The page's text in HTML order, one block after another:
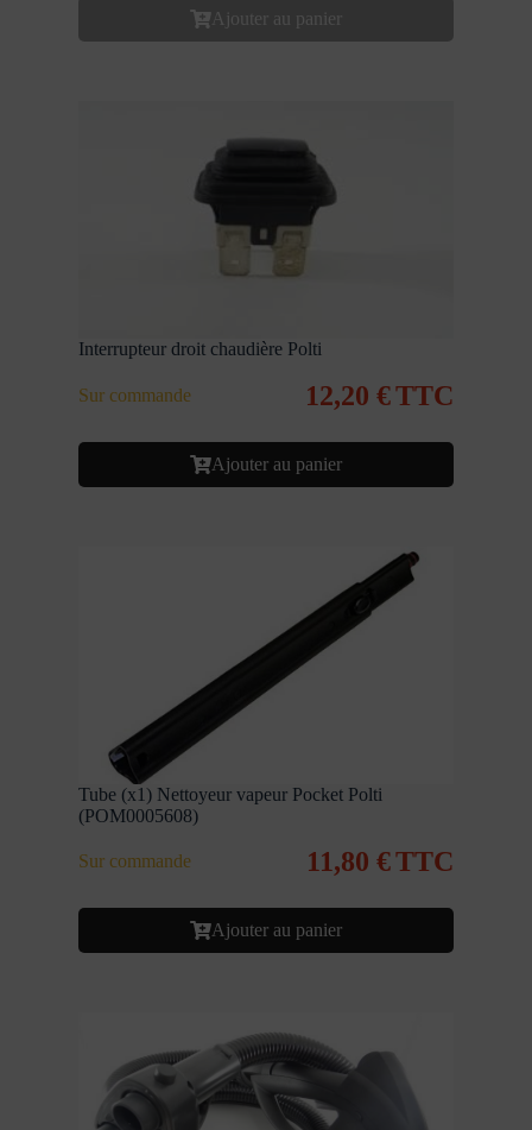
Ajouter au panier
Interrupteur droit chaudière Polti
Sur commande 12,20 €TTC
Ajouter au panier
Tube (x1) Nettoyeur vapeur Pocket Polti
(POM0005608)
Sur commande 11,80 €TTC
Ajouter au panier